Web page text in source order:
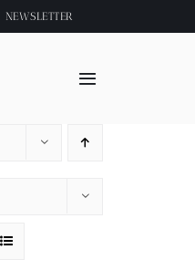
NEWSLETTER
Toggle